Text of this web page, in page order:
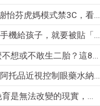
怡芬虎媽模式禁3C，看...
機給孩子，就要被貼「...
想或不敢生二胎？這8...
托品近視控制眼藥水納...
是無法改變的現實，...